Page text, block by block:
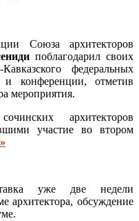
Союза архитекторов
поблагодарил своих
федеральных
конференции, отметив
мероприятия.
архитекторов
участие во втором
уже две недели
архитектора, обсуждение